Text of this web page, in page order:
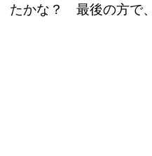
たかな？ 最後の方で